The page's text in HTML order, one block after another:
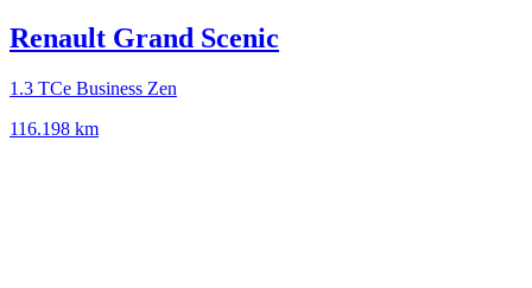
Renault Grand Scenic
1.3 TCe Business Zen
116.198 km